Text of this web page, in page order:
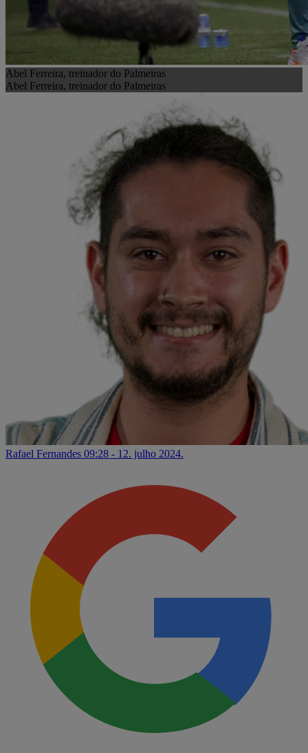
Abel Ferreira, treinador do Palmeiras
Abel Ferreira, treinador do Palmeiras
Rafael Fernandes 09:28 - 12. julho 2024.